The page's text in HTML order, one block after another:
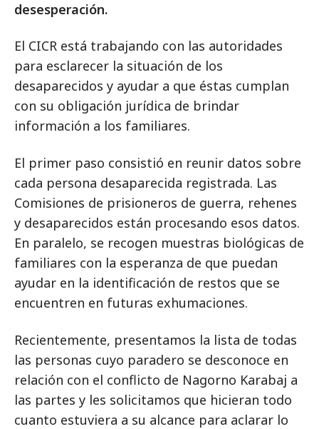
desesperación.
El CICR está trabajando con las autoridades
para esclarecer la situación de los
desaparecidos y ayudar a que éstas cumplan
con su obligación jurídica de brindar
información a los familiares.
El primer paso consistió en reunir datos sobre
cada persona desaparecida registrada. Las
Comisiones de prisioneros de guerra, rehenes
y desaparecidos están procesando esos datos.
En paralelo, se recogen muestras biológicas de
familiares con la esperanza de que puedan
ayudar en la identificación de restos que se
encuentren en futuras exhumaciones.
Recientemente, presentamos la lista de todas
las personas cuyo paradero se desconoce en
relación con el conflicto de Nagorno Karabaj a
las partes y les solicitamos que hicieran todo
cuanto estuviera a su alcance para aclarar lo